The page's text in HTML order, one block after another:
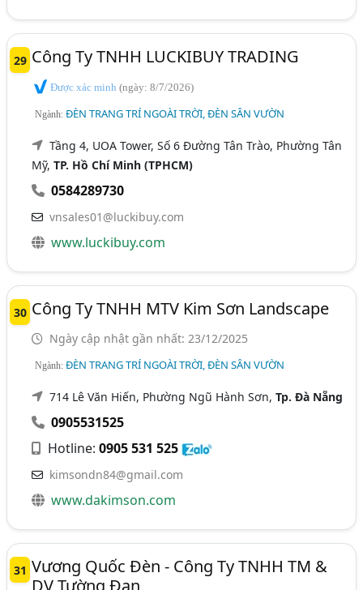
29 Công Ty TNHH LUCKIBUY TRADING
Được xác minh(ngày: 8/7/2026)
Ngành:ĐÈN TRANG TRÍ NGOÀI TRỜI, ĐÈN SÂN VƯỜN
Tầng 4, UOA Tower, Số 6 Đường Tân Trào, Phường Tân
Mỹ,TP. Hồ Chí Minh (TPHCM)
0584289730
vnsales01@luckibuy.com
www.luckibuy.com
30 Công Ty TNHH MTV Kim Sơn Landscape
Ngày cập nhật gần nhất: 23/12/2025
Ngành:ĐÈN TRANG TRÍ NGOÀI TRỜI, ĐÈN SÂN VƯỜN
714 Lê Văn Hiến, Phường Ngũ Hành Sơn,Tp. Đà Nẵng
0905531525
Hotline:0905 531 525
kimsondn84@gmail.com
www.dakimson.com
31 Vương Quốc Đèn - Công Ty TNHH TM &